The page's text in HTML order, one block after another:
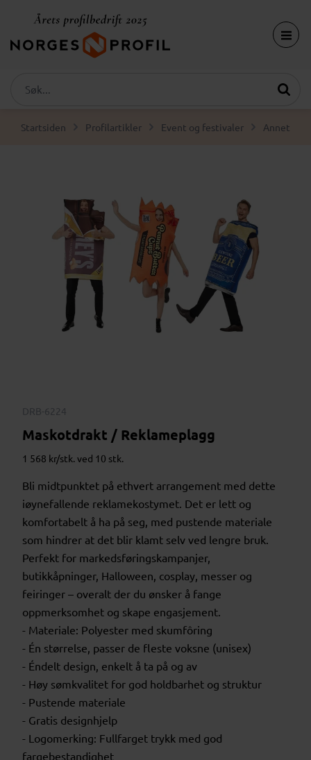
Startsiden Profilartikler Event og festivaler Annet
DRB-6224
Maskotdrakt / Reklameplagg
1 568 kr/stk. ved 10 stk.
Bli midtpunktet på ethvert arrangement med dette
iøynefallende reklamekostymet. Det er lett og
komfortabelt å ha på seg, med pustende materiale
som hindrer at det blir klamt selv ved lengre bruk.
Perfekt for markedsføringskampanjer,
butikkåpninger, Halloween, cosplay, messer og
feiringer – overalt der du ønsker å fange
oppmerksomhet og skape engasjement.
- Materiale: Polyester med skumfôring
- Én størrelse, passer de fleste voksne (unisex)
- Éndelt design, enkelt å ta på og av
- Høy sømkvalitet for god holdbarhet og struktur
- Pustende materiale
- Gratis designhjelp
- Logomerking: Fullfarget trykk med god
fargebestandighet